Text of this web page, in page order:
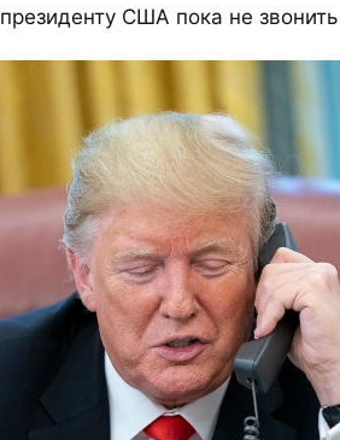
США пока не звонить